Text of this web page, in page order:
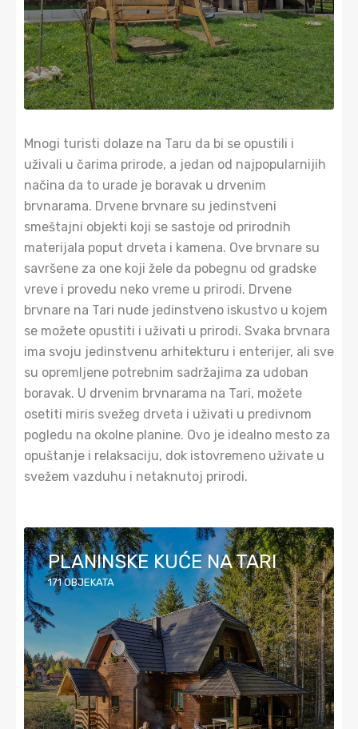
Mnogi turisti dolaze na Taru da bi se opustili i
uživali u čarima prirode, a jedan od najpopularnijih
načina da to urade je boravak u drvenim
brvnarama. Drvene brvnare su jedinstveni
smeštajni objekti koji se sastoje od prirodnih
materijala poput drveta i kamena. Ove brvnare su
savršene za one koji žele da pobegnu od gradske
vreve i provedu neko vreme u prirodi. Drvene
brvnare na Tari nude jedinstveno iskustvo u kojem
se možete opustiti i uživati u prirodi. Svaka brvnara
ima svoju jedinstvenu arhitekturu i enterijer, ali sve
su opremljene potrebnim sadržajima za udoban
boravak. U drvenim brvnarama na Tari, možete
osetiti miris svežeg drveta i uživati u predivnom
pogledu na okolne planine. Ovo je idealno mesto za
opuštanje i relaksaciju, dok istovremeno uživate u
svežem vazduhu i netaknutoj prirodi.
PLANINSKE KUĆE NA TARI
171 OBJEKATA